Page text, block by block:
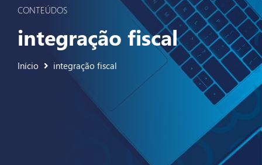
CONTEÚDOS
integração fiscal
Início integração fiscal